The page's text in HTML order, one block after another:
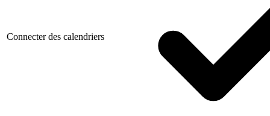
Connecter des calendriers